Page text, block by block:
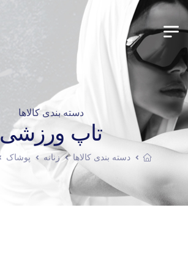
دسته بندی کالاها
تاپ ورزشی
دسته بندی کالاها زنانه پوشاک